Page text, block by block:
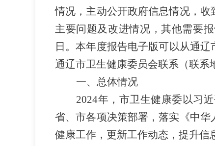
情况，主动公开政府信息情况，
主要问题及改进情况，其他需要
日。本年度报告电子版可以从通辽
通辽市卫生健康委员会联系（联系
一、 总体情况
2024年，市卫生健康委以习
省、市各项决策部署，落实《中
健康工作，更新工作动态，提升信